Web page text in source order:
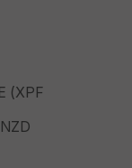
(XPF